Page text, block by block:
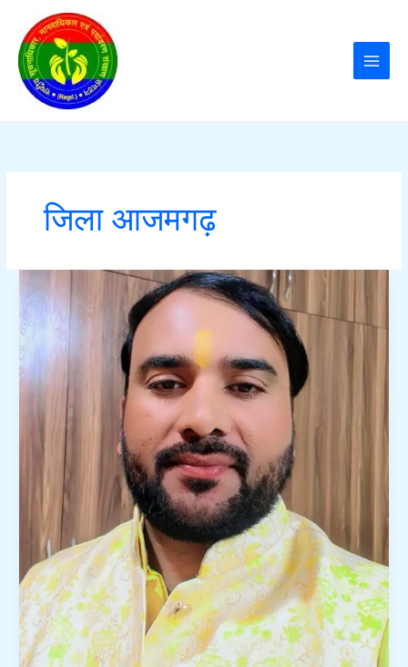
content
जिला आजमगढ़